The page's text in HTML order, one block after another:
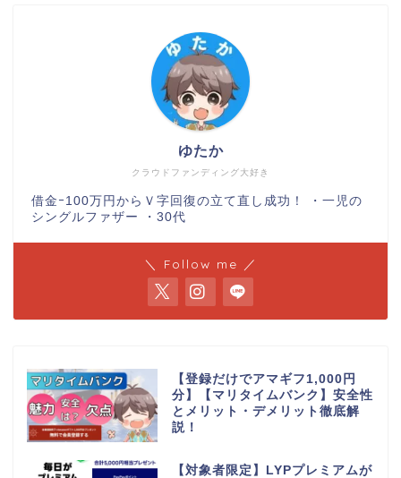
クラウドファンディング大好き
ゆたか
借金ｰ100万円からＶ字回復の立て直し成功！ ・一児の
シングルファザー ・30代
＼ Follow me ／
【登録だけでアマギフ1,000円
分】【マリタイムバンク】安全性
とメリット・デメリット徹底解
説！
【対象者限定】LYPプレミアムが